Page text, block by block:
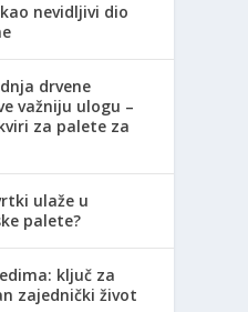
nevidljivi dio
drvene
važniju ulogu –
za palete za
ulaže u
palete?
ključ za
zajednički život